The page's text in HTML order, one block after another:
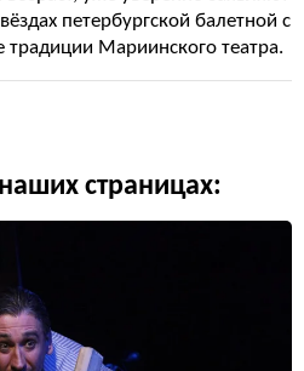
петербургской балетной с
Мариинского театра.
страницах: